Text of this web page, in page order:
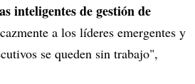
inteligentes de gestión de
a los líderes emergentes y
se queden sin trabajo",